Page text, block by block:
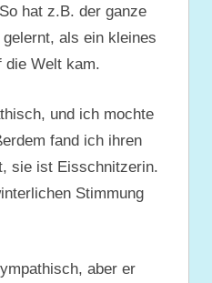
hat z.B. der ganze
als ein kleines
die Welt kam.
und ich mochte
fand ich ihren
sie ist Eisschnitzerin.
Stimmung
aber er